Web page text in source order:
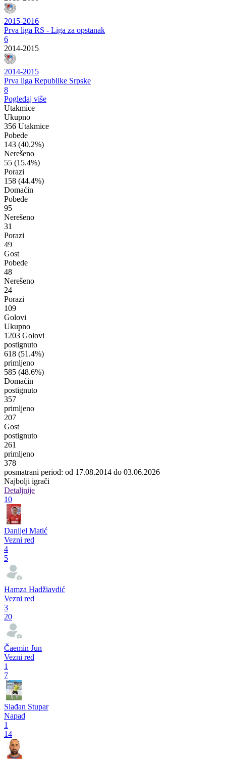
2015-2016
Prva liga RS - Liga za opstanak
6
2014-2015
2014-2015
Prva liga Republike Srpske
8
Pogledaj više
Utakmice
Ukupno
356 Utakmice
Pobede
143 (40.2%)
Nerešeno
55 (15.4%)
Porazi
158 (44.4%)
Domaćin
Pobede
95
Nerešeno
31
Porazi
49
Gost
Pobede
48
Nerešeno
24
Porazi
109
Golovi
Ukupno
1203 Golovi
postignuto
618 (51.4%)
primljeno
585 (48.6%)
Domaćin
postignuto
357
primljeno
207
Gost
postignuto
261
primljeno
378
posmatrani period: od 17.08.2014 do 03.06.2026
Najbolji igrači
Detaljnije
10
Danijel Matić
Vezni red
4
5
Hamza Hadžiavdić
Vezni red
3
20
Čaemin Jun
Vezni red
1
7
Slađan Stupar
Napad
1
14